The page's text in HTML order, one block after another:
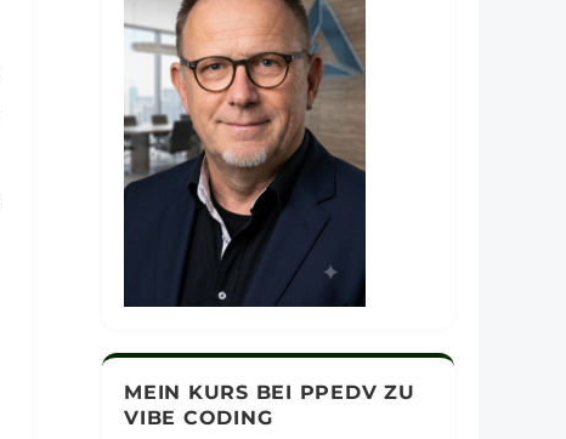
MEIN KURS BEI PPEDV ZU
VIBE CODING